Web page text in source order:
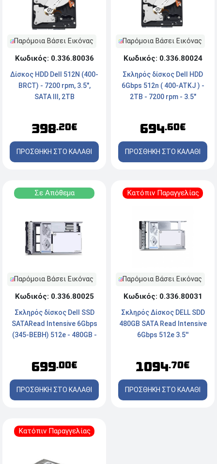
Παρόμοια Βάσει Εικόνας
Κωδικός: 0.336.80036
Δίσκος HDD Dell 512N (400-
BRCT) - 7200 rpm, 3.5",
SATA III, 2TB
398.20€
ΠΡΟΣΘΗΚΗ ΣΤΟ ΚΑΛΑΘΙ
Παρόμοια Βάσει Εικόνας
Κωδικός: 0.336.80024
Σκληρός δίσκος Dell HDD
6Gbps 512n ( 400-ATKJ ) -
2TB - 7200 rpm - 3.5"
694.60€
ΠΡΟΣΘΗΚΗ ΣΤΟ ΚΑΛΑΘΙ
Σε Απόθεμα
Παρόμοια Βάσει Εικόνας
Κωδικός: 0.336.80025
Σκληρός δίσκος Dell SSD
SATARead Intensive 6Gbps
(345-BEBH) 512e - 480GB -
699.00€
ΠΡΟΣΘΗΚΗ ΣΤΟ ΚΑΛΑΘΙ
Κατόπιν Παραγγελίας
Παρόμοια Βάσει Εικόνας
Κωδικός: 0.336.80031
Σκληρός Δίσκος DELL SDD
480GB SATA Read Intensive
6Gbps 512e 3.5''
1094.70€
ΠΡΟΣΘΗΚΗ ΣΤΟ ΚΑΛΑΘΙ
Κατόπιν Παραγγελίας